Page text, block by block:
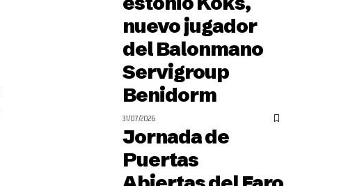
nuevo jugador
del Balonmano
Servigroup
Benidorm
31/07/2026
Jornada de
Puertas